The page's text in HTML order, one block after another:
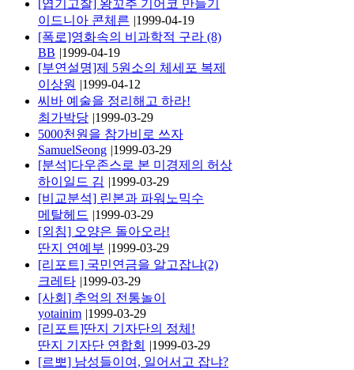
[엽기고찰] 왕꼬추 기어코 만들기
이드니아 콘체른 |1999-04-19
[폭로]영화속의 비과학적 구라 (8)
BB |1999-04-19
[부연설명]제 5원소의 체세포 복제
이상원 |1999-04-12
씨바 예술을 정리해고 하라!
최가박당 |1999-03-29
5000천원을 참가비로 쓰자
SamuelSeong |1999-03-29
[분석]다우존스로 본 미경제의 허상
하이일드 김 |1999-03-29
[비교분석] 린본과 파워노믹수
메탈헤드 |1999-03-29
[외침] 오양은 돌아오라!
딴지 연예부 |1999-03-29
[리포트] 국민연금을 알고잡냐(2)
크레타 |1999-03-29
[사회] 추억의 전통놀이
yotainim |1999-03-29
[리포트]딴지 기자단의 정체!
딴지 기자단 연합회 |1999-03-29
[르뽀] 남성들이여, 일어서고 잡냐?